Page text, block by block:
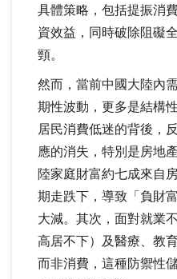
具體策略，包括提振消
資效益，同時破除阻礙
頸。
然而，當前中國大陸內
期性波動，更多是結構
居民消費低迷的背後，
應的消失，特別是房地
陸家庭財富約七成來自
期走跌下，導致「負財
大減。其次，面對就業
高居不下）及醫療、教
而非消費，這種防禦性